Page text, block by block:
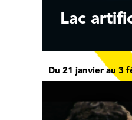
Lac
Du 21 janvier au 3